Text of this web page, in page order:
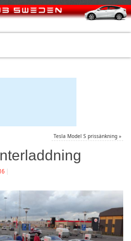
Tesla Model S prissänkning »